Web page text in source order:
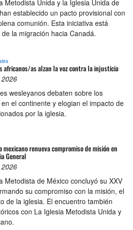
Metodista Unida y la Iglesia Unida de
establecido un pacto provisional con
comunión. Esta iniciativa está
la migración hacia Canadá.
africanos/as alzan la voz contra la injusticia
wesleyanos debaten sobre los
el continente y elogian el impacto de
por la iglesia.
mexicano renueva compromiso de misión en
General
Metodista de México concluyó su XXV
su compromiso con la misión, el
de la iglesia. El encuentro también
con La Iglesia Metodista Unida y